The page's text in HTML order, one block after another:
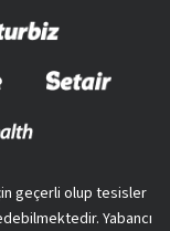
geçerli olup tesisler
Yabancı